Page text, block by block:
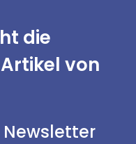
die
Artikel von